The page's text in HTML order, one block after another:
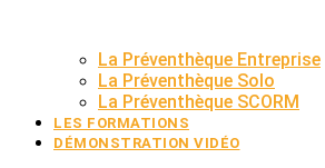
La Préventhèque Entreprise
La Préventhèque Solo
La Préventhèque SCORM
LES FORMATIONS
DÉMONSTRATION VIDÉO